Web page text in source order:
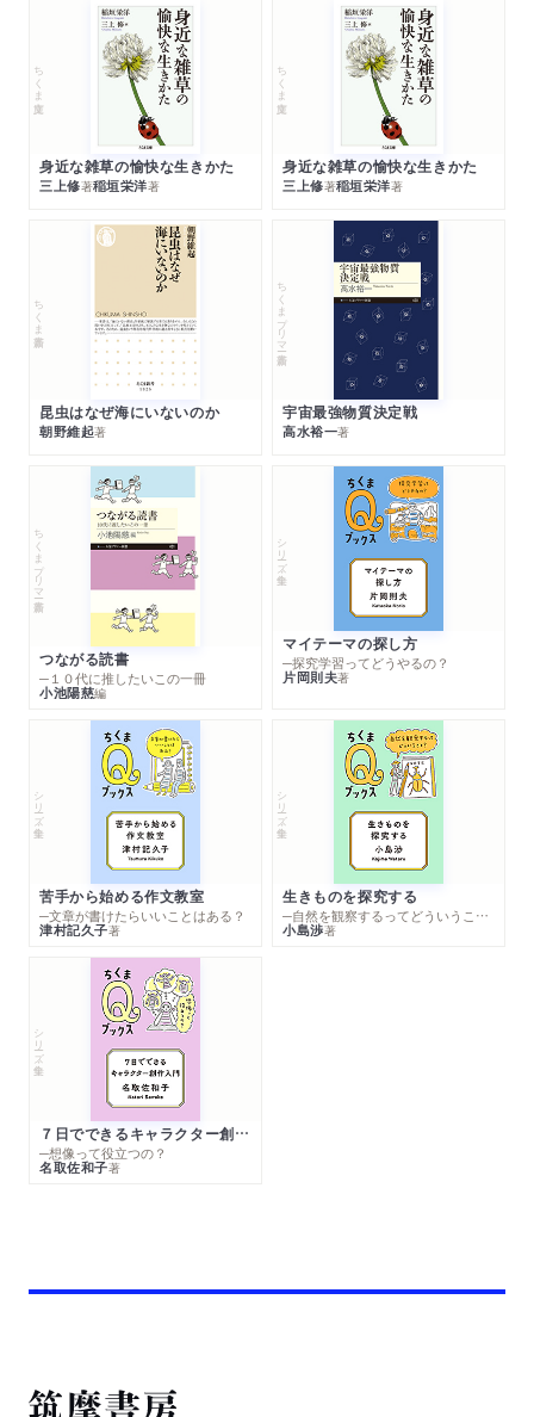
ちくま文庫
身近な雑草の愉快な生きかた
三上修著稲垣栄洋著
ちくま文庫
身近な雑草の愉快な生きかた
三上修著稲垣栄洋著
ちくま新書
昆虫はなぜ海にいないのか
朝野維起著
ちくまプリマー新書
宇宙最強物質決定戦
高水裕一著
ちくまプリマー新書
つながる読書
─１０代に推したいこの一冊
小池陽慈編
シリーズ・全集
マイテーマの探し方
─探究学習ってどうやるの？
片岡則夫著
シリーズ・全集
苦手から始める作文教室
─文章が書けたらいいことはある？
津村記久子著
シリーズ・全集
生きものを探究する
─自然を観察するってどういうこと？
小島渉著
シリーズ・全集
７日でできるキャラクター創作入門
─想像って役立つの？
名取佐和子著